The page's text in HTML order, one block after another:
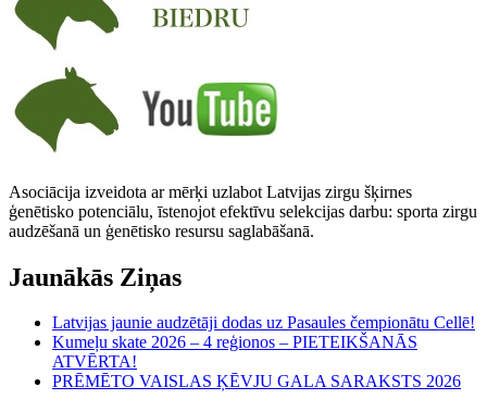
Asociācija izveidota ar mērķi uzlabot Latvijas zirgu šķirnes
ģenētisko potenciālu, īstenojot efektīvu selekcijas darbu: sporta zirgu
audzēšanā un ģenētisko resursu saglabāšanā.
Jaunākās Ziņas
Latvijas jaunie audzētāji dodas uz Pasaules čempionātu Cellē!
Kumeļu skate 2026 – 4 reģionos – PIETEIKŠANĀS
ATVĒRTA!
PRĒMĒTO VAISLAS ĶĒVJU GALA SARAKSTS 2026